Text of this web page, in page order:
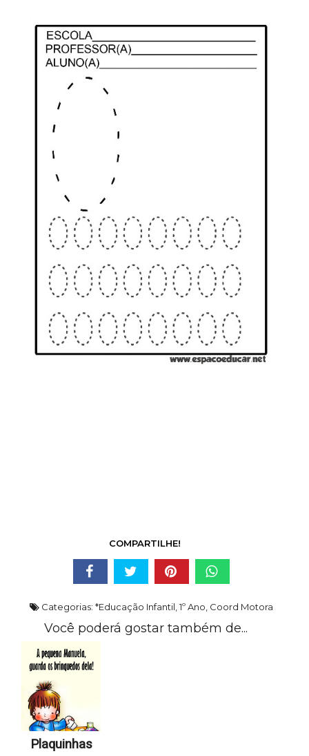
COMPARTILHE!
Categorias: *Educação Infantil,1º Ano, Coord Motora
Você poderá gostar também de...
Plaquinhas